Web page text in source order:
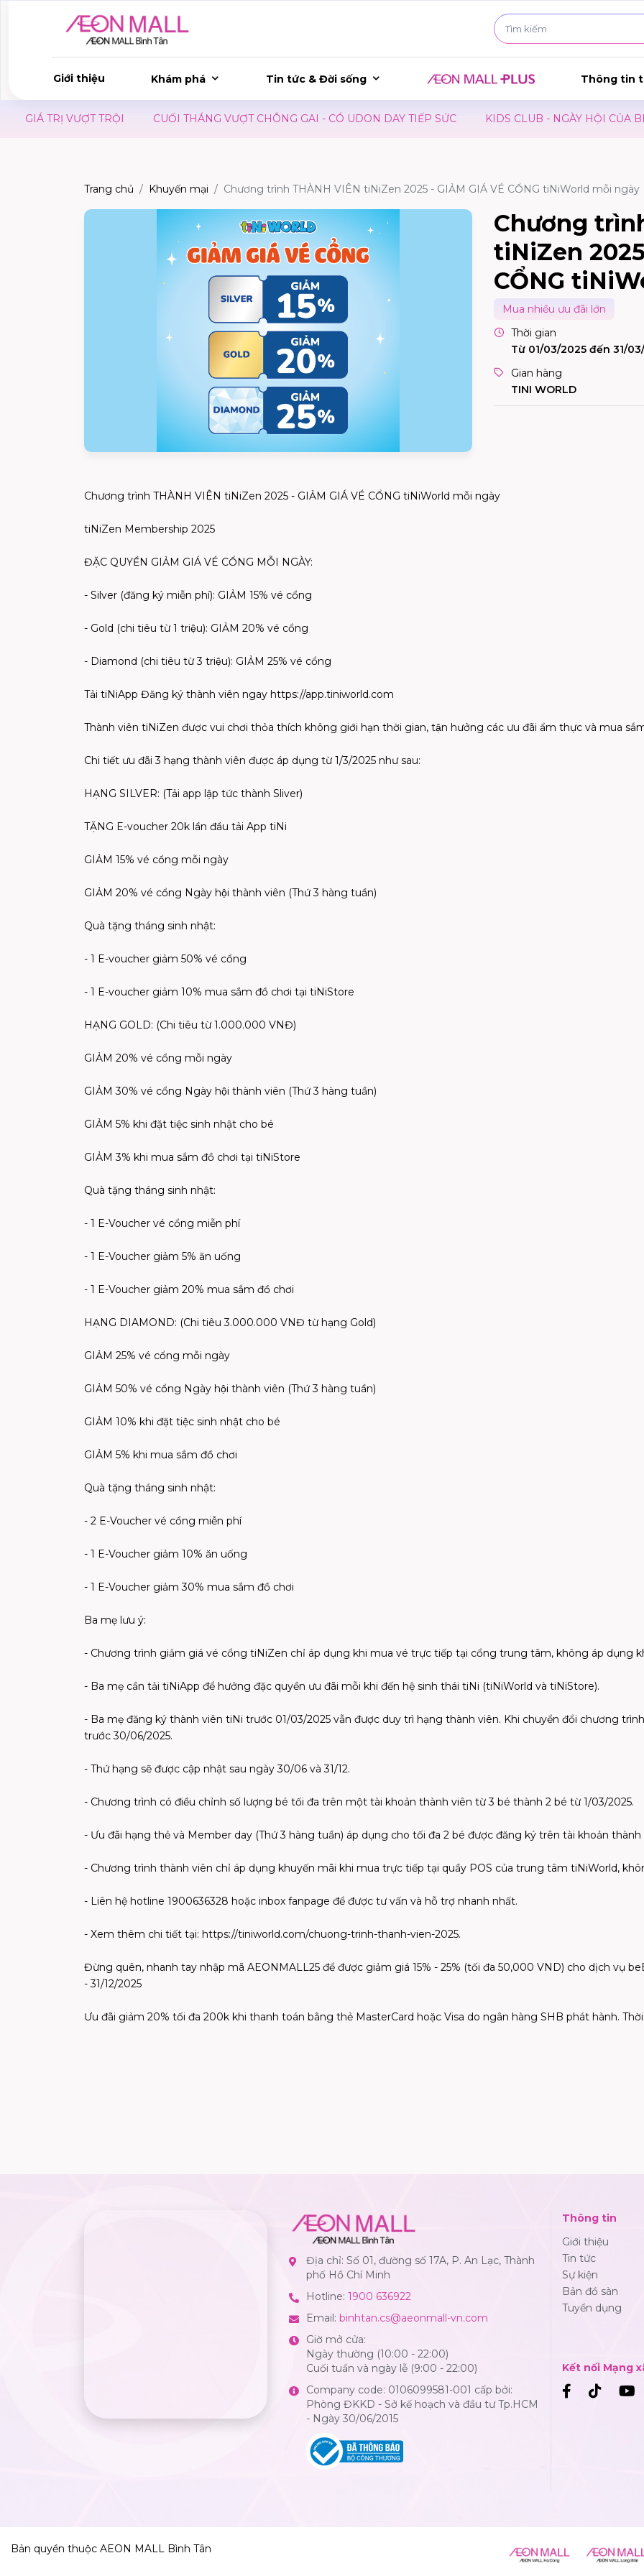
Giới thiệu Khám phá Tin tức & Đời sống Thông tin
VƯỢT TRỘI CUỐI THÁNG VƯỢT CHÔNG GAI - CÓ UDON DAY TIẾP SỨC KIDS CLUB - NGÀY HỘI CỦA BÉ
Trang chủ Khuyến mại Chương trình THÀNH VIÊN tiNiZen 2025 - GIẢM GIÁ VÉ CỔNG tiNiWorld mỗi ngày
Chương
tiNiZen
CỔNG
Mua nhiều ưu đãi lớn
Thời gian
Từ 01/03/2025 đến 31/
Gian hàng
TINI WORLD
Chương trình THÀNH VIÊN tiNiZen 2025 - GIẢM GIÁ VÉ CỔNG tiNiWorld mỗi ngày
tiNiZen Membership 2025
ĐẶC QUYỀN GIẢM GIÁ VÉ CỔNG MỖI NGÀY:
- Silver (đăng ký miễn phí): GIẢM 15% vé cổng
- Gold (chi tiêu từ 1 triệu): GIẢM 20% vé cổng
- Diamond (chi tiêu từ 3 triệu): GIẢM 25% vé cổng
Tải tiNiApp Đăng ký thành viên ngay https://app.tiniworld.com
Thành viên tiNiZen được vui chơi thỏa thích không giới hạn thời gian, tận hưởng các ưu đãi ẩm thực và mua
Chi tiết ưu đãi 3 hạng thành viên được áp dụng từ 1/3/2025 như sau:
HẠNG SILVER: (Tải app lập tức thành Sliver)
TẶNG E-voucher 20k lần đầu tải App tiNi
GIẢM 15% vé cổng mỗi ngày
GIẢM 20% vé cổng Ngày hội thành viên (Thứ 3 hàng tuần)
Quà tặng tháng sinh nhật:
- 1 E-voucher giảm 50% vé cổng
- 1 E-voucher giảm 10% mua sắm đồ chơi tại tiNiStore
HẠNG GOLD: (Chi tiêu từ 1.000.000 VNĐ)
GIẢM 20% vé cổng mỗi ngày
GIẢM 30% vé cổng Ngày hội thành viên (Thứ 3 hàng tuần)
GIẢM 5% khi đặt tiệc sinh nhật cho bé
GIẢM 3% khi mua sắm đồ chơi tại tiNiStore
Quà tặng tháng sinh nhật:
- 1 E-Voucher vé cổng miễn phí
- 1 E-Voucher giảm 5% ăn uống
- 1 E-Voucher giảm 20% mua sắm đồ chơi
HẠNG DIAMOND: (Chi tiêu 3.000.000 VNĐ từ hạng Gold)
GIẢM 25% vé cổng mỗi ngày
GIẢM 50% vé cổng Ngày hội thành viên (Thứ 3 hàng tuần)
GIẢM 10% khi đặt tiệc sinh nhật cho bé
GIẢM 5% khi mua sắm đồ chơi
Quà tặng tháng sinh nhật:
- 2 E-Voucher vé cổng miễn phí
- 1 E-Voucher giảm 10% ăn uống
- 1 E-Voucher giảm 30% mua sắm đồ chơi
Ba mẹ lưu ý:
- Chương trình giảm giá vé cổng tiNiZen chỉ áp dụng khi mua vé trực tiếp tại cổng trung tâm, không áp dụng
- Ba mẹ cần tải tiNiApp để hưởng đặc quyền ưu đãi mỗi khi đến hệ sinh thái tiNi (tiNiWorld và tiNiStore).
- Ba mẹ đăng ký thành viên tiNi trước 01/03/2025 vẫn được duy trì hạng thành viên. Khi chuyển đổi chương
trước 30/06/2025.
- Thứ hạng sẽ được cập nhật sau ngày 30/06 và 31/12.
- Chương trình có điều chỉnh số lượng bé tối đa trên một tài khoản thành viên từ 3 bé thành 2 bé từ 1/03/2025.
- Ưu đãi hạng thẻ và Member day (Thứ 3 hàng tuần) áp dụng cho tối đa 2 bé được đăng ký trên tài khoản thành
- Chương trình thành viên chỉ áp dụng khuyến mãi khi mua trực tiếp tại quầy POS của trung tâm tiNiWorld,
- Liên hệ hotline 1900636328 hoặc inbox fanpage để được tư vấn và hỗ trợ nhanh nhất.
- Xem thêm chi tiết tại: https://tiniworld.com/chuong-trinh-thanh-vien-2025.
Đừng quên, nhanh tay nhập mã AEONMALL25 để được giảm giá 15% - 25% (tối đa 50,000 VND) cho dịch vụ
- 31/12/2025
Ưu đãi giảm 20% tối đa 200k khi thanh toán bằng thẻ MasterCard hoặc Visa do ngân hàng SHB phát hành.
Địa chỉ: Số 01, đường số 17A, P. An Lạc, Thành
phố Hồ Chí Minh
Hotline: 1900 636922
Email: binhtan.cs@aeonmall-vn.com
Giờ mở cửa:
Ngày thường (10:00 - 22:00)
Cuối tuần và ngày lễ (9:00 - 22:00)
Company code: 0106099581-001 cấp bởi:
Phòng ĐKKD - Sở kế hoạch và đầu tư Tp.HCM
- Ngày 30/06/2015
Thông tin
Giới thiệu
Tin tức
Sự kiện
Bản đồ sàn
Tuyển dụng
Kết nối Mạng
Bản quyền thuộc AEON MALL Bình Tân